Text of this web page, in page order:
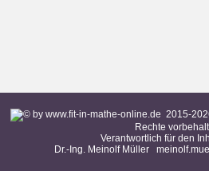
2015-
Rechte
Verantwortlich für den
Dr.-Ing. Meinolf Müller